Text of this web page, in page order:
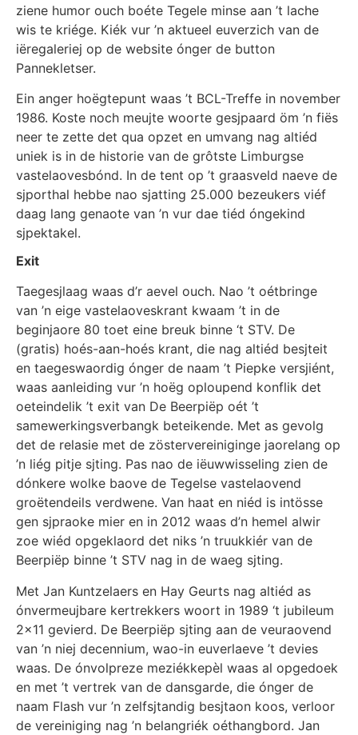
ziene humor ouch boéte Tegele minse aan ’t lache
wis te kriége. Kiék vur ’n aktueel euverzich van de
iëregaleriej op de website ónger de button
Pannekletser.
Ein anger hoëgtepunt waas ’t BCL-Treffe in november
1986. Koste noch meujte woorte gesjpaard öm ’n fiës
neer te zette det qua opzet en umvang nag altiéd
uniek is in de historie van de grôtste Limburgse
vastelaovesbónd. In de tent op ’t graasveld naeve de
sjporthal hebbe nao sjatting 25.000 bezeukers viéf
daag lang genaote van ’n vur dae tiéd óngekind
sjpektakel.
Exit
Taegesjlaag waas d’r aevel ouch. Nao ’t oétbringe
van ’n eige vastelaoveskrant kwaam ’t in de
beginjaore 80 toet eine breuk binne ‘t STV. De
(gratis) hoés-aan-hoés krant, die nag altiéd besjteit
en taegeswaordig ónger de naam ’t Piepke versjiént,
waas aanleiding vur ’n hoëg oploupend konflik det
oeteindelik ’t exit van De Beerpiëp oét ’t
samewerkingsverbangk beteikende. Met as gevolg
det de relasie met de zöstervereiniginge jaorelang op
’n liég pitje sjting. Pas nao de iëuwwisseling zien de
dónkere wolke baove de Tegelse vastelaovend
groëtendeils verdwene. Van haat en niéd is intösse
gen sjpraoke mier en in 2012 waas d’n hemel alwir
zoe wiéd opgeklaord det niks ’n truukkiér van de
Beerpiëp binne ’t STV nag in de waeg sjting.
Met Jan Kuntzelaers en Hay Geurts nag altiéd as
ónvermeujbare kertrekkers woort in 1989 ‘t jubileum
2×11 gevierd. De Beerpiëp sjting aan de veuraovend
van ’n niej decennium, wao-in euverlaeve ’t devies
waas. De ónvolpreze meziékkepèl waas al opgedoek
en met ’t vertrek van de dansgarde, die ónger de
naam Flash vur ’n zelfsjtandig besjtaon koos, verloor
de vereiniging nag ’n belangriék oéthangbord. Jan